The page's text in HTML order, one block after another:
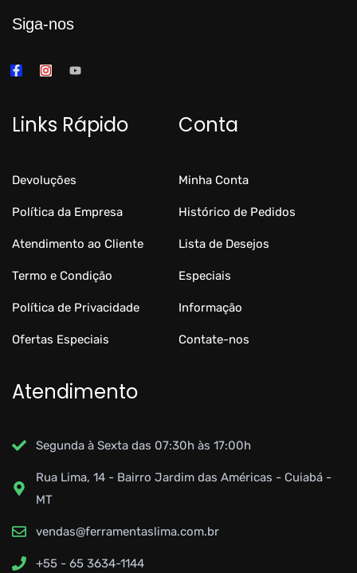
Siga-nos
Links Rápido
Devoluções
Política da Empresa
Atendimento ao Cliente
Termo e Condição
Política de Privacidade
Ofertas Especiais
Conta
Minha Conta
Histórico de Pedidos
Lista de Desejos
Especiais
Informação
Contate-nos
Atendimento
Segunda à Sexta das 07:30h às 17:00h
Rua Lima, 14 - Bairro Jardim das Américas - Cuiabá -
MT
vendas@ferramentaslima.com.br
+55 - 65 3634-1144